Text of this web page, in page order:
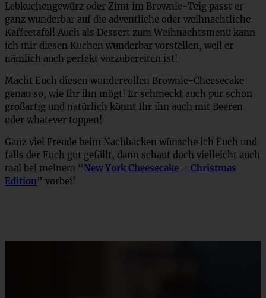
Lebkuchengewürz oder Zimt im Brownie-Teig passt er
ganz wunderbar auf die adventliche oder weihnachtliche
Kaffeetafel! Auch als Dessert zum Weihnachtsmenü kann
ich mir diesen Kuchen wunderbar vorstellen, weil er
nämlich auch perfekt vorzubereiten ist!
Macht Euch diesen wundervollen Brownie-Cheesecake
genau so, wie Ihr ihn mögt! Er schmeckt auch pur schon
großartig und natürlich könnt Ihr ihn auch mit Beeren
oder whatever toppen!
Ganz viel Freude beim Nachbacken wünsche ich Euch und
falls der Euch gut gefällt, dann schaut doch vielleicht auch
mal bei meinem “New York Cheesecake – Christmas
Edition” vorbei!